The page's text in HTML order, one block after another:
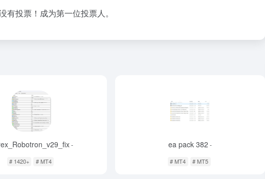
有投票！成为第一位投票人。
-
# 1420+ # MT4
ea pack 382 -
# MT4 # MT5